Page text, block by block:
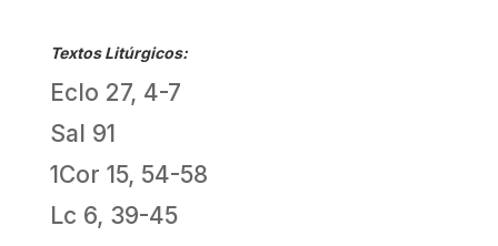
Textos Litúrgicos:
Eclo 27, 4-7
Sal 91
1Cor 15, 54-58
Lc 6, 39-45